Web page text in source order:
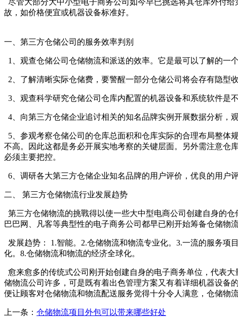
故，如价格便宜或机器设备标准好。
一、第三方仓储公司的服务效率判别
1、观查仓储公司仓储物流和派送的效率。它是最可以了解的一
2、了解清晰实际仓储费，要警醒一部分仓储公司将会存有隐型
3、观查科学研究仓储公司仓库内配置的机器设备和系统软件是
4、向第三方仓储企业追讨相关的知名品牌实例开展数据分析，
5、参观考察仓储公司的仓库总面积和仓库实际的合理布局整体
不高。因此这都是务必开展实地考察的关键层面。另外需注意仓
必须主要把控。
6、调研各大第三方仓储企业知名品牌的用户评价，优良的用户
二、 第三方仓储物流行业发展趋势
第三方仓储物流的挑戰得以使一些大中型电商公司创建自身的
巴巴网、凡客等典型性的电子商务公司都早已刚开始筹备仓储物流
发展趋势： 1.智能。2.仓储物流和物流专业化。3.一流的服务
化。8.仓储物流和物流的经济全球化。
愈来愈多的传统式公司刚开始创建自身的电子商务单位，代表
储物流公司许多，可是既有着出色管理方案又有着详细机器设备
便让顾客对仓储物流和物流配送服务觉得十分令人满意，仓储物
上一条： 仓储物流项目外包可以带来哪些好处